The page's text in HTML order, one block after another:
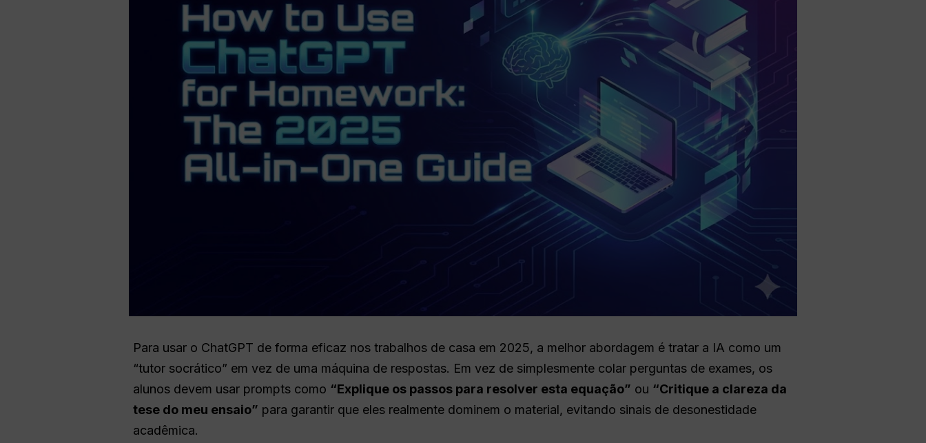
Para usar o ChatGPT de forma eficaz nos trabalhos de casa em 2025, a melhor abordagem é tratar a IA como um
“tutor socrático” em vez de uma máquina de respostas. Em vez de simplesmente colar perguntas de exames, os
alunos devem usar prompts como “Explique os passos para resolver esta equação” ou “Critique a clareza da
tese do meu ensaio” para garantir que eles realmente dominem o material, evitando sinais de desonestidade
acadêmica.